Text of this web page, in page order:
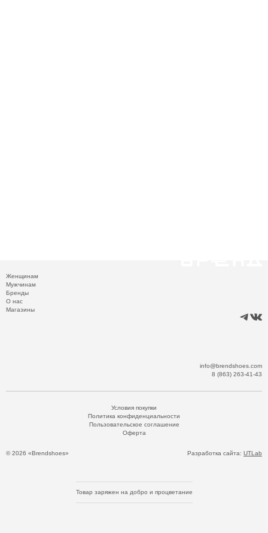
Женщинам
Мужчинам
Бренды
О нас
Магазины
info@brendshoes.com
8 (863) 263-41-43
© 2026 «Brendshoes»
Условия покупки
Политика конфиденциальности
Пользовательское соглашение
Оферта
Разработка сайта: UTLab
Товар заряжен на добро и процветание